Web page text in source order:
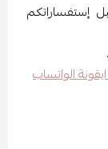
إستفساراتكم
الواتساب